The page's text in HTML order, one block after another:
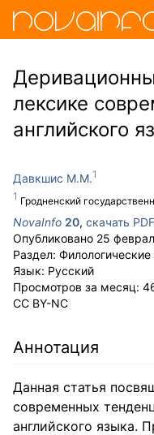
лексике
английского
Давкшис М.М.
Гродненский
NovaInfo 20, скачать PDF
Опубликовано 25
Раздел: Филологические
Язык: Русский
Просмотров за месяц:
CC BY-NC
Аннотация
Данная статья
современных
английского языка.